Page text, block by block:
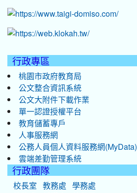
行政專區
桃園市政府教育局
公文整合資訊系統
公文大附件下載作業
單一認證授權平台
教育儲蓄專戶
人事服務網
公務人員個人資料服務網(MyData)
雲端差勤管理系統
行政團隊
校長室 教務處
學務處